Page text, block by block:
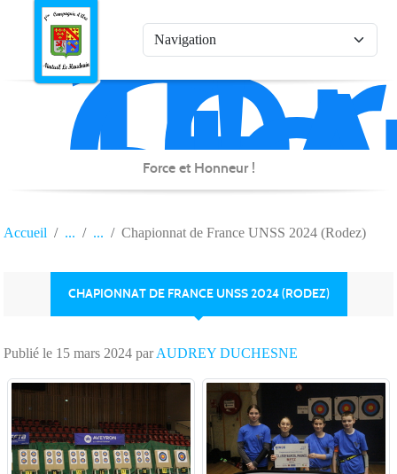
de
Force et Honneur !
Accueil Chapionnat de France UNSS 2024 (Rodez)
CHAPIONNAT DE FRANCE UNSS 2024 (RODEZ)
Publié le 15 mars 2024 parAUDREY DUCHESNE
Panneau de gestion des cookies